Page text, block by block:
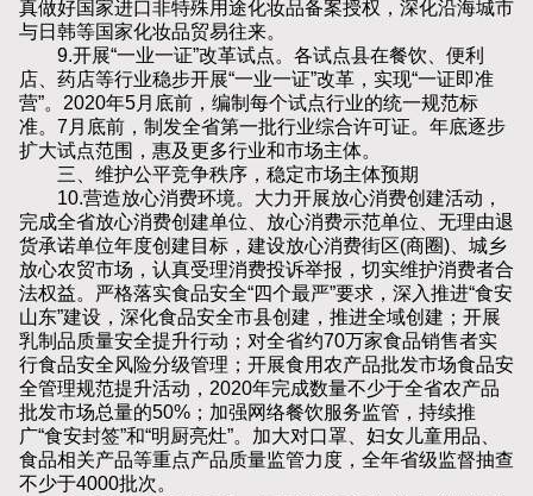
真做好国家进口非特殊用途化妆品备案授权，深化沿海城市
与日韩等国家化妆品贸易往来。
9.开展“一业一证”改革试点。各试点县在餐饮、便利
店、药店等行业稳步开展“一业一证”改革，实现“一证即准
营”。2020年5月底前，编制每个试点行业的统一规范标
准。7月底前，制发全省第一批行业综合许可证。年底逐步
扩大试点范围，惠及更多行业和市场主体。
三、维护公平竞争秩序，稳定市场主体预期
10.营造放心消费环境。大力开展放心消费创建活动，
完成全省放心消费创建单位、放心消费示范单位、无理由退
货承诺单位年度创建目标，建设放心消费街区(商圈)、城乡
放心农贸市场，认真受理消费投诉举报，切实维护消费者合
法权益。严格落实食品安全“四个最严”要求，深入推进“食安
山东”建设，深化食品安全市县创建，推进全域创建；开展
乳制品质量安全提升行动；对全省约70万家食品销售者实
行食品安全风险分级管理；开展食用农产品批发市场食品安
全管理规范提升活动，2020年完成数量不少于全省农产品
批发市场总量的50%；加强网络餐饮服务监管，持续推
广“食安封签”和“明厨亮灶”。加大对口罩、妇女儿童用品、
食品相关产品等重点产品质量监管力度，全年省级监督抽查
不少于4000批次。